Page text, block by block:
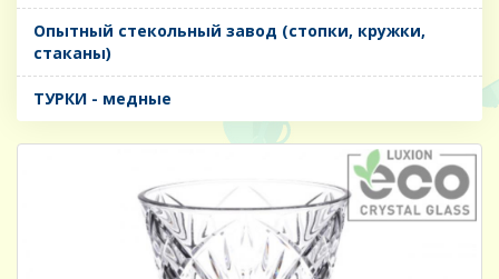
Опытный стекольный завод (стопки, кружки,
стаканы)
ТУРКИ - медные